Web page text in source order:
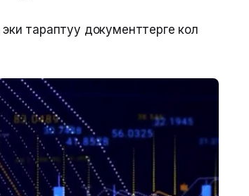
тараптуу документтерге кол